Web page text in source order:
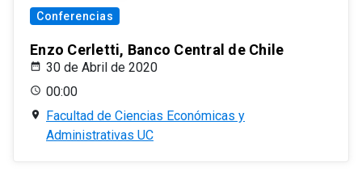
Conferencias
Enzo Cerletti, Banco Central de Chile
30 de Abril de 2020
00:00
Facultad de Ciencias Económicas y
Administrativas UC